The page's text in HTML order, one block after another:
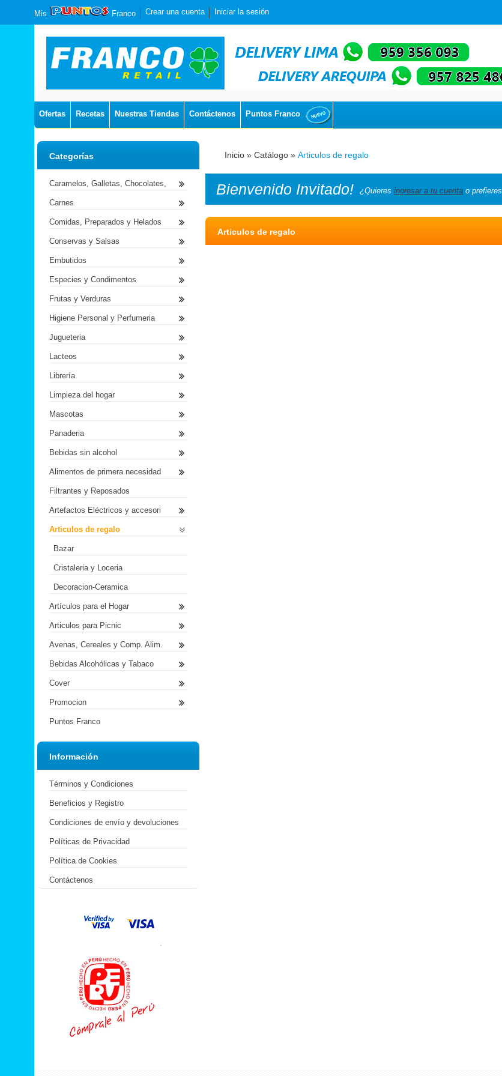
Mis Franco Crear una cuenta Iniciar la sesión
Ofertas Recetas Nuestras Tiendas Contáctenos Puntos Franco
Inicio » Catálogo » Articulos de regalo
Bienvenido Invitado! ¿Quieres ingresar a tu cuenta o prefieres
Articulos de regalo
Categorías
Caramelos, Galletas, Chocolates,
Carnes
Comidas, Preparados y Helados
Conservas y Salsas
Embutidos
Especies y Condimentos
Frutas y Verduras
Higiene Personal y Perfumeria
Jugueteria
Lacteos
Librería
Limpieza del hogar
Mascotas
Panaderia
Bebidas sin alcohol
Alimentos de primera necesidad
Filtrantes y Reposados
Artefactos Eléctricos y accesori
Articulos de regalo
Bazar
Cristaleria y Loceria
Decoracion-Ceramica
Artículos para el Hogar
Articulos para Picnic
Avenas, Cereales y Comp. Alim.
Bebidas Alcohólicas y Tabaco
Cover
Promocion
Puntos Franco
Información
Términos y Condiciones
Beneficios y Registro
Condiciones de envío y devoluciones
Políticas de Privacidad
Política de Cookies
Contáctenos
.